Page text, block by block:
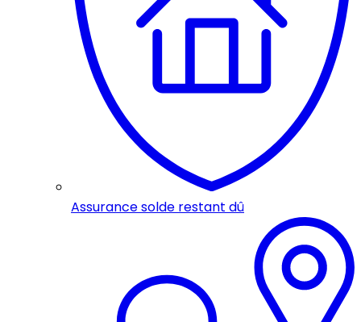
Assurance solde restant dû